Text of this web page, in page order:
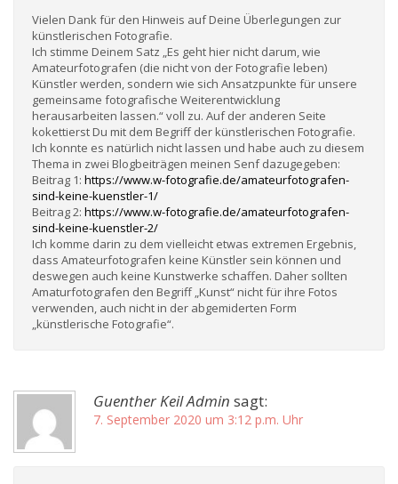
Vielen Dank für den Hinweis auf Deine Überlegungen zur
künstlerischen Fotografie.
Ich stimme Deinem Satz „Es geht hier nicht darum, wie
Amateurfotografen (die nicht von der Fotografie leben)
Künstler werden, sondern wie sich Ansatzpunkte für unsere
gemeinsame fotografische Weiterentwicklung
herausarbeiten lassen.“ voll zu. Auf der anderen Seite
kokettierst Du mit dem Begriff der künstlerischen Fotografie.
Ich konnte es natürlich nicht lassen und habe auch zu diesem
Thema in zwei Blogbeiträgen meinen Senf dazugegeben:
Beitrag 1: https://www.w-fotografie.de/amateurfotografen-
sind-keine-kuenstler-1/
Beitrag 2: https://www.w-fotografie.de/amateurfotografen-
sind-keine-kuenstler-2/
Ich komme darin zu dem vielleicht etwas extremen Ergebnis,
dass Amateurfotografen keine Künstler sein können und
deswegen auch keine Kunstwerke schaffen. Daher sollten
Amaturfotografen den Begriff „Kunst“ nicht für ihre Fotos
verwenden, auch nicht in der abgemiderten Form
„künstlerische Fotografie“.
Guenther Keil Admin sagt:
7. September 2020 um 3:12 p.m. Uhr